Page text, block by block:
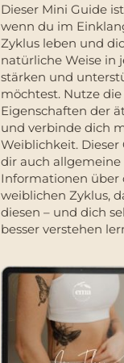
Dieser Mini Guide
wenn du im
Zyklus leben und
natürliche Weise in
stärken und
möchtest. Nutze
Eigenschaften der
und verbinde dich
Weiblichkeit. Dieser
dir auch allgemeine
Informationen über
weiblichen Zyklus,
diesen – und dich
besser verstehen